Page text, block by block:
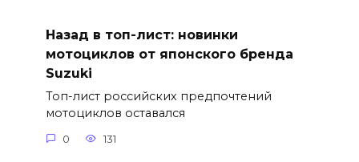
Назад в топ-лист: новинки
мотоциклов от японского бренда
Suzuki
Топ-лист российских предпочтений
мотоциклов оставался
0 131